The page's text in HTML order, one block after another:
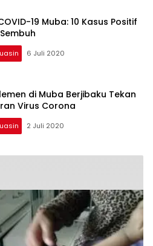
19 Muba: 10 Kasus Positif
6 Juli 2020
di Muba Berjibaku Tekan
Virus Corona
2 Juli 2020